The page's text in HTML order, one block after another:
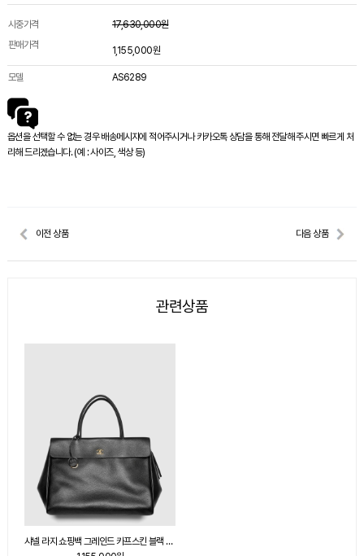
시중가격
17,630,000원
판매가격
1,155,000원
모델 AS6289
옵션을 선택할 수 없는 경우 배송메시지에 적어주시거나 카카오톡 상담을 통해 전달해 주시면 빠르게 처
리해 드리겠습니다. (예 : 사이즈, 색상 등)
이전 상품 다음 상품
관련상품
샤넬 라지 쇼핑백 그레인드 카프스킨 블랙 AS6289